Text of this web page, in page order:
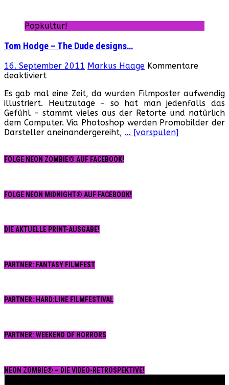
Popkultur!
Tom Hodge – The Dude designs…
16. September 2011 Markus Haage Kommentare
deaktiviertfür
Hodge
–
The
Dude
designs…
Es gab mal eine Zeit, da wurden Filmposter aufwendig
illustriert. Heutzutage – so hat man jedenfalls das
Gefühl – stammt vieles aus der Retorte und natürlich
dem Computer. Via Photoshop werden Promobilder der
Darsteller aneinandergereiht, … [vorspulen]
FOLGE NEON ZOMBIE® AUF FACEBOOK!
FOLGE NEON MIDNIGHT® AUF FACEBOOK!
DIE AKTUELLE PRINT-AUSGABE!
PARTNER: FANTASY FILMFEST
PARTNER: HARD:LINE FILMFESTIVAL
PARTNER: WEEKEND OF HORRORS
NEON ZOMBIE® – DIE VIDEO-RETROSPEKTIVE!